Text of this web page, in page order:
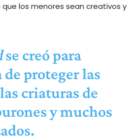
los menores sean creativos y
se creó para
proteger las
criaturas de
y muchos